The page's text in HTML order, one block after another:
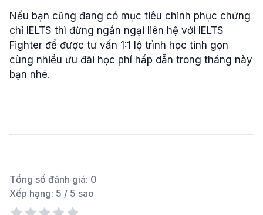
Nếu bạn cũng đang có mục tiêu chinh phục chứng
chỉ IELTS thì đừng ngần ngại liên hệ với IELTS
Fighter để được tư vấn 1:1 lộ trình học tinh gọn
cùng nhiều ưu đãi học phí hấp dẫn trong tháng này
bạn nhé.
Tổng số đánh giá: 0
Xếp hạng: 5 / 5 sao